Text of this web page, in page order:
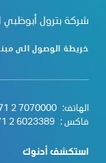
شركة بترول أبوظبي
خريطة الوصول الى
الهاتف: 2 7070000
فاكس : 2 6023389
استكشف أدنوك